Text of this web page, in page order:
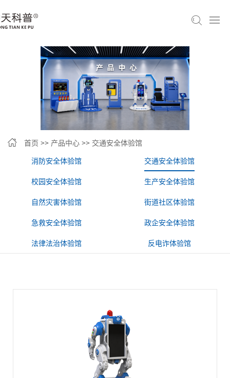
首页 >> 产品中心 >> 交通安全体验馆
消防安全体验馆
交通安全体验馆
校园安全体验馆 生产安全体验馆
自然灾害体验馆 街道社区体验馆
急救安全体验馆 政企安全体验馆
法律法治体验馆 反电诈体验馆